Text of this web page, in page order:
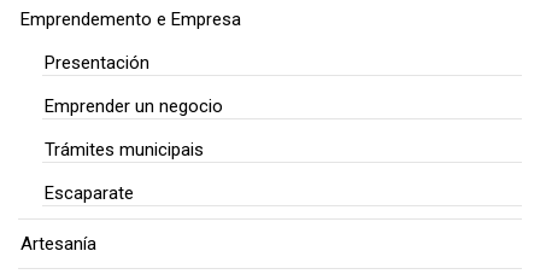
Emprendemento e Empresa
Presentación
Emprender un negocio
Trámites municipais
Escaparate
Artesanía